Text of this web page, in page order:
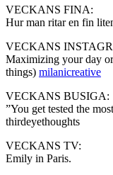
VECKANS FINA:
Hur man ritar en fin
VECKANS
Maximizing your day
things) milanicreative
VECKANS BUSIGA:
”You get tested the
thirdeyethoughts
VECKANS TV:
Emily in Paris.